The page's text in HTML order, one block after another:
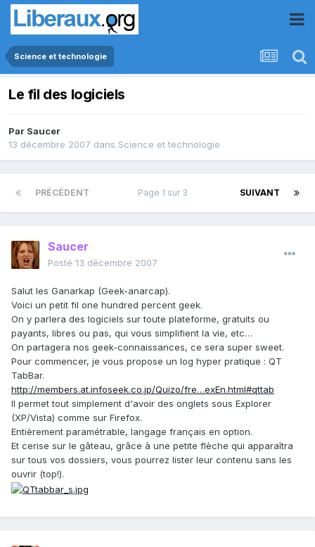
Science et technologie
Le fil des logiciels
Par Saucer
13 décembre 2007 dans Science et technologie
PRÉCÉDENT SUIVANT
Page 1 sur 3
Saucer
Posté 13 décembre 2007
Salut les Ganarkap (Geek-anarcap).
Voici un petit fil one hundred percent geek.
On y parlera des logiciels sur toute plateforme, gratuits ou
payants, libres ou pas, qui vous simplifient la vie, etc…
On partagera nos geek-connaissances, ce sera super sweet.
Pour commencer, je vous propose un log hyper pratique : QT
TabBar.
http://members.at.infoseek.co.jp/Quizo/fre…exEn.html#qttab
Il permet tout simplement d'avoir des onglets sous Explorer
(XP/Vista) comme sur Firefox.
Entièrement paramétrable, langage français en option.
Et cerise sur le gâteau, grâce à une petite flèche qui apparaîtra
sur tous vos dossiers, vous pourrez lister leur contenu sans les
ouvrir (top!).